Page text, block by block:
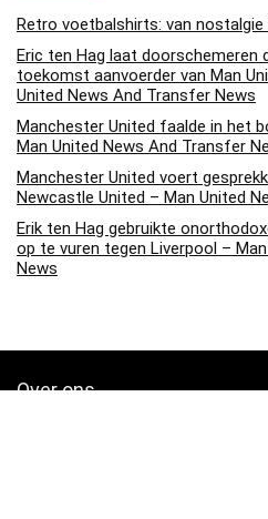
Retro voetbalshirts: van
Eric ten Hag laat doorschemeren
toekomst aanvoerder van Man
United News And Transfer News
Manchester United faalde in het
Man United News And Transfer
Manchester United voert
Newcastle United – Man United
Erik ten Hag gebruikte
op te vuren tegen Liverpool –
News
Over ons